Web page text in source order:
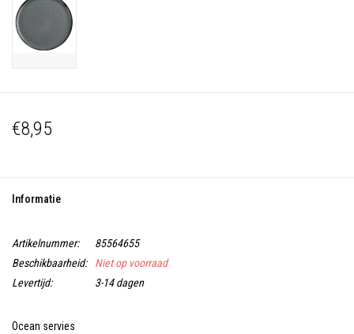
€8,95
Informatie
Artikelnummer:
85564655
Beschikbaarheid:
Niet op voorraad
Levertijd:
3-14 dagen
Ocean servies